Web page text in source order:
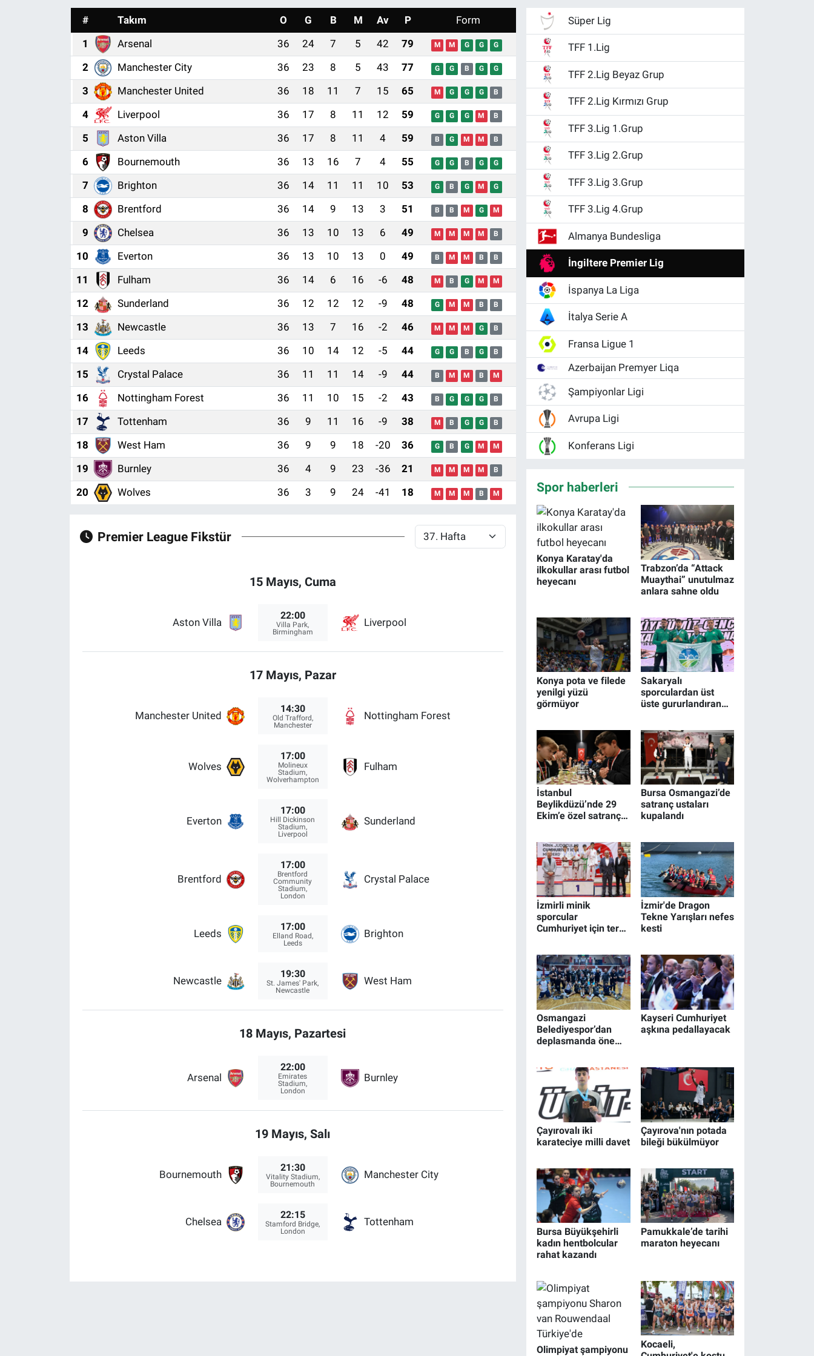
# Takım O G B M Av P
Form
1
Arsenal 36 24 7 5 42 79 M M G G G
2 Manchester City 36 23 8 5 43 77 G G B G G
3 Manchester United 36 18 11 7 15 65 M G G G B
4 Liverpool 36 17 8 11 12 59 G G G M B
5 Aston Villa 36 17 8 11 4 59 B G M M B
6 Bournemouth 36 13 16 7 4 55 G G B G G
7 Brighton 36 14 11 11 10 53 G B G M G
8 Brentford 36 14 9 13 3 51 B B M G M
9 Chelsea 36 13 10 13 6 49 M M M M B
10 Everton 36 13 10 13 0 49 B M M B B
11 Fulham 36 14 6 16 -6 48 M B G M M
12 Sunderland 36 12 12 12 -9 48 G M M B B
13 Newcastle 36 13 7 16 -2 46 M M M G B
14 Leeds 36 10 14 12 -5 44 G G B G B
15 Crystal Palace 36 11 11 14 -9 44 B M M B M
16 Nottingham Forest 36 11 10 15 -2 43 B G G G B
17 Tottenham 36 9 11 16 -9 38 M B G G B
18 West Ham 36 9 9 18 -20 36 G B G M M
19 Burnley 36 4 9 23 -36 21 M M M M B
20 Wolves 36 3 9 24 -41 18 M M M B M
Premier League Fikstür
15 Mayıs, Cuma
Aston Villa
22:00
Villa Park,
Birmingham
Liverpool
17 Mayıs, Pazar
Manchester United
14:30
Old Trafford,
Manchester
Nottingham Forest
Wolves
17:00
Molineux
Stadium,
Wolverhampton
Fulham
Everton
17:00
Hill Dickinson
Stadium,
Liverpool
Sunderland
Brentford
17:00
Brentford
Community
Stadium,
London
Crystal Palace
Leeds
17:00
Elland Road,
Leeds
Brighton
Newcastle
19:30
St. James' Park,
Newcastle
West Ham
18 Mayıs, Pazartesi
Arsenal
22:00
Emirates
Stadium,
London
Burnley
19 Mayıs, Salı
Bournemouth
21:30
Vitality Stadium,
Bournemouth
Manchester City
Chelsea
22:15
Stamford Bridge,
London
Tottenham
Süper Lig
TFF 1.Lig
TFF 2.Lig Beyaz Grup
TFF 2.Lig Kırmızı Grup
TFF 3.Lig 1.Grup
TFF 3.Lig 2.Grup
TFF 3.Lig 3.Grup
TFF 3.Lig 4.Grup
Almanya Bundesliga
İngiltere Premier Lig
İspanya La Liga
İtalya Serie A
Fransa Ligue 1
Azerbaijan Premyer Liqa
Şampiyonlar Ligi
Avrupa Ligi
Konferans Ligi
Spor haberleri
Konya Karatay'da
ilkokullar arası futbol
heyecanı
Trabzon’da “Attack
Muaythai” unutulmaz
anlara sahne oldu
Konya pota ve filede
yenilgi yüzü
görmüyor
Sakaryalı
sporculardan üst
üste gururlandıran
İstanbul
Beylikdüzü’nde 29
Ekim’e özel satranç
Bursa Osmangazi’de
satranç ustaları
kupalandı
İzmirli minik
sporcular
Cumhuriyet için ter
İzmir'de Dragon
Tekne Yarışları nefes
kesti
Osmangazi
Belediyespor’dan
deplasmanda önemli
Kayseri Cumhuriyet
aşkına pedallayacak
Çayırovalı iki
karateciye milli davet
Çayırova'nın potada
bileği bükülmüyor
Bursa Büyükşehirli
kadın hentbolcular
rahat kazandı
Pamukkale’de tarihi
maraton heyecanı
Olimpiyat şampiyonu
Kocaeli,
Video Galeri